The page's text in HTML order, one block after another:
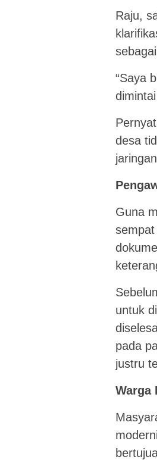
Raju,
“Saya
desa
Guna
untuk
pada
justru
Warga